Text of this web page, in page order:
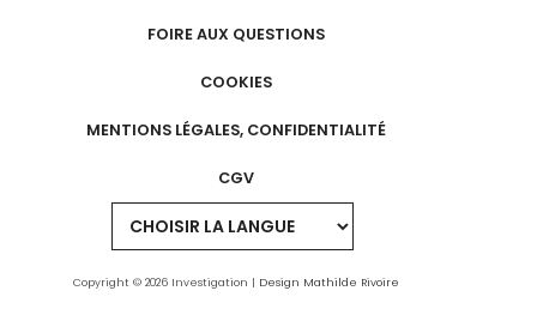
FOIRE AUX QUESTIONS
COOKIES
MENTIONS LÉGALES, CONFIDENTIALITÉ
CGV
Copyright © 2026 Investigation | Design Mathilde Rivoire